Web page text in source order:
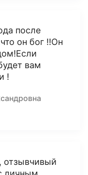
после
он бог !!Он
вам
!
отзывчивый